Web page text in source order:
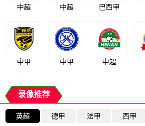
中超 中超 巴西甲
中甲 中甲 中超
录像推荐
英超 德甲 法甲 西甲